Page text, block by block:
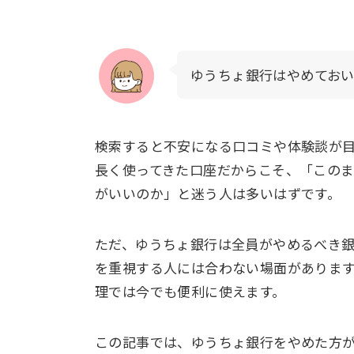
ゆうちょ銀行はやめてお
検索すると不安になる口コミや体験談が
長く使ってきた口座だからこそ、「この
がいいのか」と迷う人は多いはずです。
ただ、ゆうちょ銀行は全員がやめるべき
を重視する人には合わない場面がありま
理では今でも便利に使えます。
この記事では、ゆうちょ銀行をやめた方